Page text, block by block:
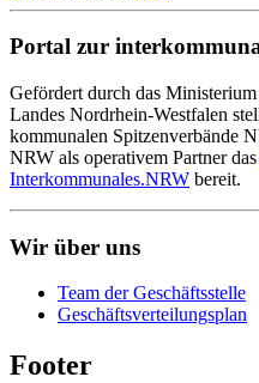
Portal zur
Gefördert durch das
Landes Nordrhein-Westfalen
kommunalen Spitzenverbände
NRW als operativem Partner das
Interkommunales.NRW bereit.
Wir über uns
Team der Geschäftsstelle
Geschäftsverteilungsplan
Footer